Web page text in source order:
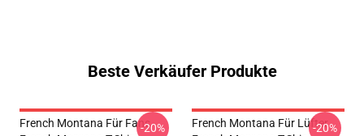
Beste Verkäufer Produkte
French Montana Für Fans-20%
French Montana Für Lüfter
-20%